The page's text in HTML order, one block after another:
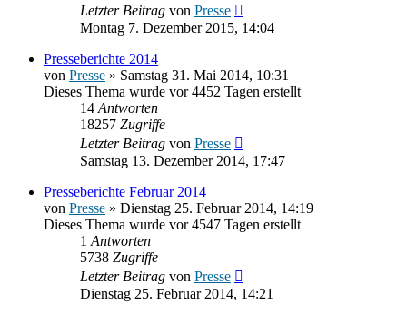
Letzter Beitrag von Presse
Montag 7. Dezember 2015, 14:04
Presseberichte 2014
von Presse » Samstag 31. Mai 2014, 10:31
Dieses Thema wurde vor 4452 Tagen erstellt
14 Antworten
18257 Zugriffe
Letzter Beitrag von Presse
Samstag 13. Dezember 2014, 17:47
Presseberichte Februar 2014
von Presse » Dienstag 25. Februar 2014, 14:19
Dieses Thema wurde vor 4547 Tagen erstellt
1 Antworten
5738 Zugriffe
Letzter Beitrag von Presse
Dienstag 25. Februar 2014, 14:21